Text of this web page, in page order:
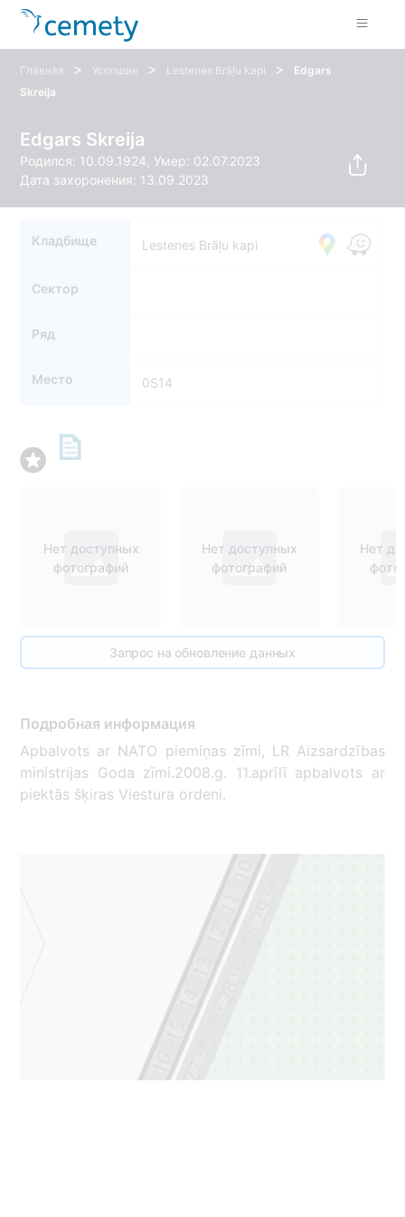
Главная > Усопшие > Lestenes Brāļu kapi >
Edgars
Skreija
Edgars Skreija
Родился: 10.09.1924, Умер: 02.07.2023
Дата захоронения: 13.09.2023
Кладбище Lestenes Brāļu kapi
Сектор
Ряд
Место 0S14
Нет доступных
фотографий
Нет доступных
фотографий
Нет
Запрос на обновление данных
Подробная информация
Apbalvots ar NATO piemiņas zīmi, LR Aizsardzības
ministrijas Goda zīmi.2008.g. 11.aprīlī apbalvots ar
piektās šķiras Viestura ordeni.
16
15
14
13
12
11
10